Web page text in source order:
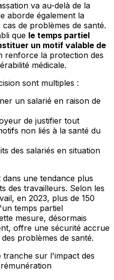
va au-delà de la
aborde également la
de problèmes de santé.
que le temps partiel
un motif valable de
renforce la protection des
médicale.
sont multiples :
un salarié en raison de
de justifier tout
non liés à la santé du
des salariés en situation
une tendance plus
des travailleurs. Selon les
en 2023, plus de 150
temps partiel
mesure, désormais
offre une sécurité accrue
problèmes de santé.